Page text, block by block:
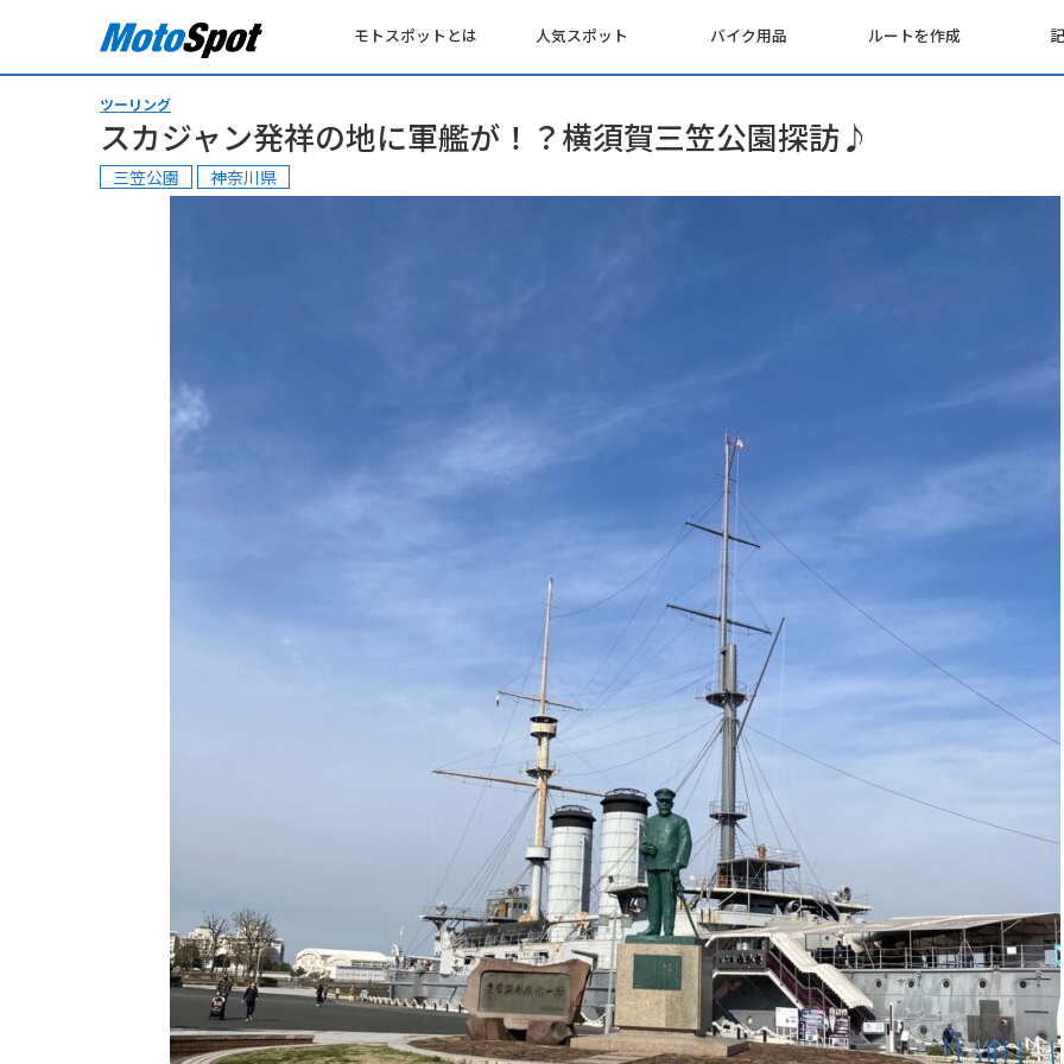
モトスポットとは 人気スポット バイク用品 ルートを作成
ツーリング
スカジャン発祥の地に軍艦が！？横須賀三笠公園探訪♪
三笠公園 神奈川県